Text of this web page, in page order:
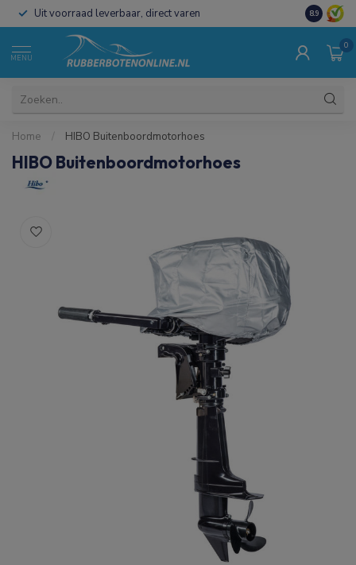
Uit voorraad leverbaar, direct varen Al 15 jaar
8.9
MENU
0
Home / HIBO Buitenboordmotorhoes
HIBO Buitenboordmotorhoes